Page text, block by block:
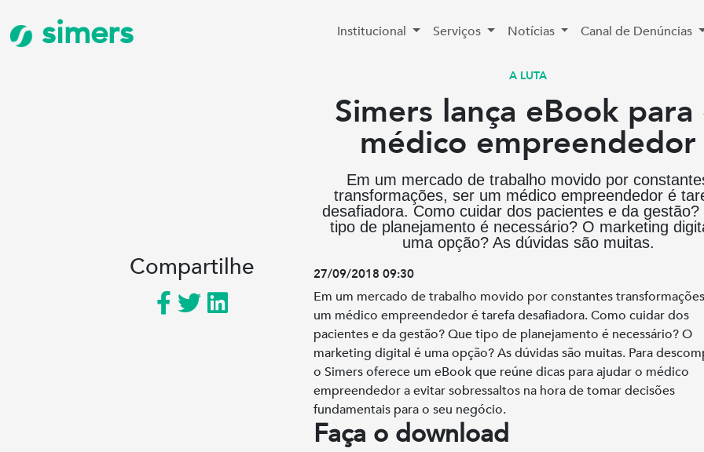
simers Institucional Serviços Notícias Canal de Denúncias
A LUTA
Simers lança eBook para
médico empreendedor
Em um mercado de trabalho movido por
transformações, ser um médico empreendedor é
desafiadora. Como cuidar dos pacientes e da gestão?
tipo de planejamento é necessário? O marketing
uma opção? As dúvidas são muitas.
Compartilhe 27/09/2018 09:30
Em um mercado de trabalho movido por constantes
um médico empreendedor é tarefa desafiadora. Como cuidar dos
pacientes e da gestão? Que tipo de planejamento é necessário? O
marketing digital é uma opção? As dúvidas são muitas. Para
o Simers oferece um eBook que reúne dicas para ajudar o médico
empreendedor a evitar sobressaltos na hora de tomar decisões
fundamentais para o seu negócio.
Faça o download